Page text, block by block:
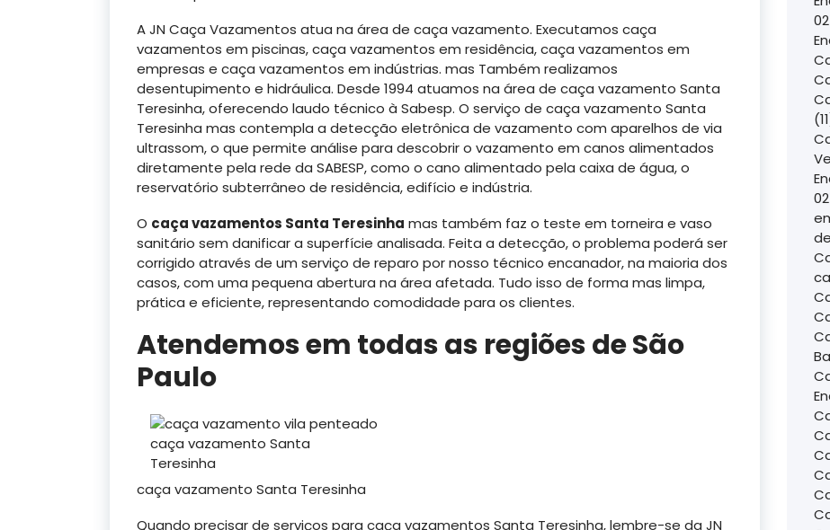
A JN Caça Vazamentos atua na área de caça vazamento. Executamos caça
vazamentos em piscinas, caça vazamentos em residência, caça vazamentos em
empresas e caça vazamentos em indústrias. mas Também realizamos
desentupimento e hidráulica. Desde 1994 atuamos na área de caça vazamento Santa
Teresinha, oferecendo laudo técnico à Sabesp. O serviço de caça vazamento Santa
Teresinha mas contempla a detecção eletrônica de vazamento com aparelhos de via
ultrassom, o que permite análise para descobrir o vazamento em canos alimentados
diretamente pela rede da SABESP, como o cano alimentado pela caixa de água, o
reservatório subterrâneo de residência, edifício e indústria.
O caça vazamentos Santa Teresinha mas também faz o teste em torneira e vaso
sanitário sem danificar a superfície analisada. Feita a detecção, o problema poderá ser
corrigido através de um serviço de reparo por nosso técnico encanador, na maioria dos
casos, com uma pequena abertura na área afetada. Tudo isso de forma mas limpa,
prática e eficiente, representando comodidade para os clientes.
Atendemos em todas as regiões de São
Paulo
caça vazamento Santa
Teresinha
caça vazamento Santa Teresinha
Quando precisar de serviços para caça vazamentos Santa Teresinha, lembre-se da JN